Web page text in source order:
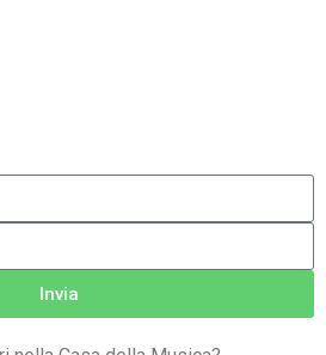
Invia